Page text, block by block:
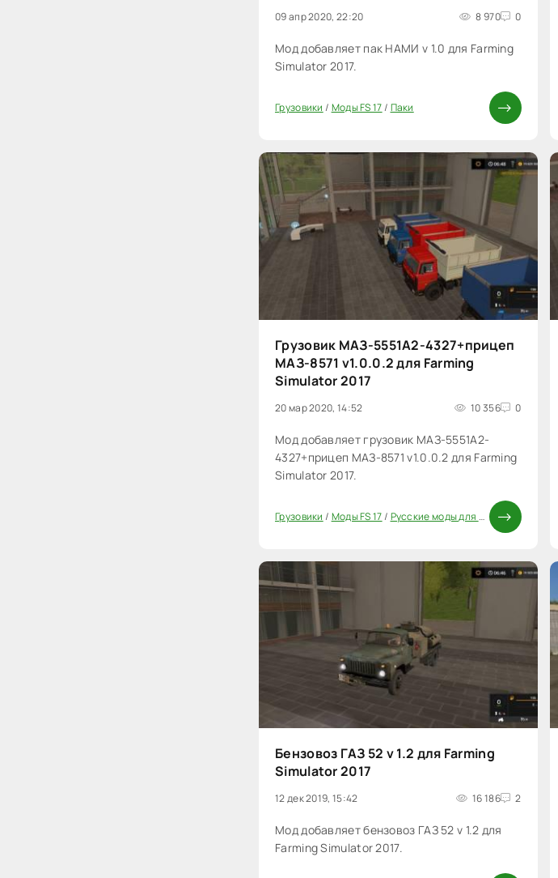
09 апр 2020, 22:20 8 970 0
Мод добавляет пак НАМИ v 1.0 для Farming
Simulator 2017.
Грузовики / Моды FS 17/ Паки
60
Грузовик МАЗ-5551А2-4327+прицеп
МАЗ-8571 v1.0.0.2 для Farming
Simulator 2017
20 мар 2020, 14:52 10 356 0
Мод добавляет грузовик МАЗ-5551А2-
4327+прицеп МАЗ-8571 v1.0.0.2 для Farming
Simulator 2017.
Грузовики / Моды FS 17/ Русские моды для FS 17 /Моды ФС 17
20
Бензовоз ГАЗ 52 v 1.2 для Farming
Simulator 2017
12 дек 2019, 15:42 16 186 2
Мод добавляет бензовоз ГАЗ 52 v 1.2 для
Farming Simulator 2017.